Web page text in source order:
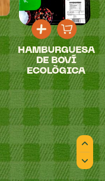
HAMBURGUESA
DE BOVÍ
ECOLÒGICA